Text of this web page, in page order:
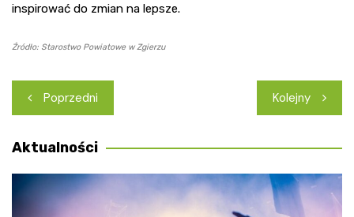
inspirować do zmian na lepsze.
Źródło: Starostwo Powiatowe w Zgierzu
Nawigacja
wpisu
Poprzedni Kolejny
Aktualności